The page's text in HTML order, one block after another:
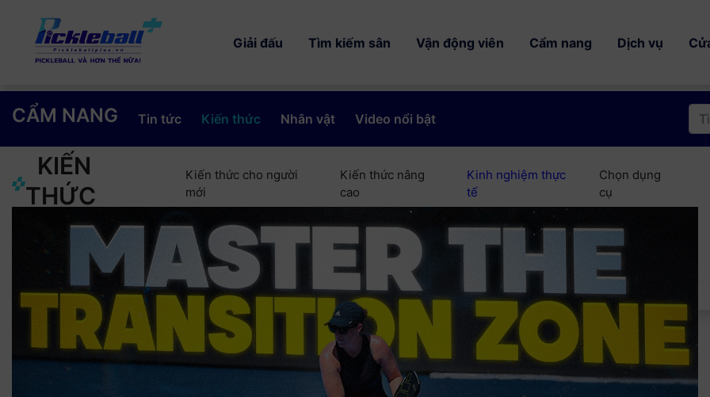
Giải đấu Tìm kiếm sân Vận động viên Cẩm nang Dịch vụ
CẨM NANG Tin tức Kiến thức Nhân vật Video nổi bật
KIẾN
THỨC
Kiến thức cho người
mới
Kiến thức nâng
cao
Kinh nghiệm thực
tế
Chọn dụng
cụ